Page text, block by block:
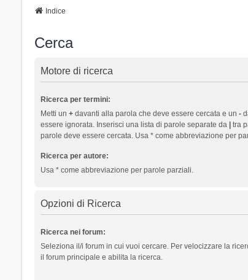
Indice
Cerca
Motore di ricerca
Ricerca per termini:
Metti un +davanti alla parola che deve essere cercata e un -
essere ignorata. Inserisci una lista di parole separate da |tra
parole deve essere cercata. Usa * come abbreviazione per
Ricerca per autore:
Usa * come abbreviazione per parole parziali.
Opzioni di Ricerca
Ricerca nei forum:
Seleziona il/i forum in cui vuoi cercare. Per velocizzare la
il forum principale e abilita la ricerca.